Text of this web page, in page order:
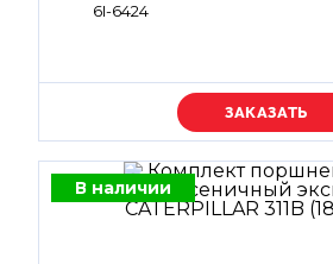
6I-6424
Уточняйте цену
В наличии